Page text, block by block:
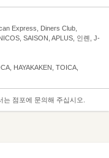
Express, Diners Club,
SAISON, APLUS, 인롄, J-
HAYAKAKEN, TOICA,
점포에 문의해 주십시오.